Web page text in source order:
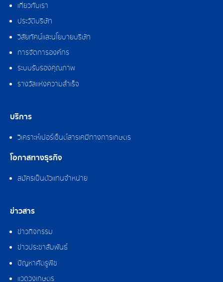
เกี่ยวกับเรา
ประวัติบริษัท
วิสัยทัศน์และนโยบายบริษัท
การจัดการองค์กร
ระบบรับรองคุณภาพ
รางวัลแห่งความสำเร็จ
บริการ
วิเคราะห์เปอร์เซ็นต์สารเคมีทางการเกษตร
โอกาสทางธุรกิจ
สมัครเป็นตัวแทนจำหน่าย
ข่าวสาร
ข่าวกิจกรรม
ข่าวประชาสัมพันธ์
ปัญหาศัตรูพืช
แวดวงเกษตร